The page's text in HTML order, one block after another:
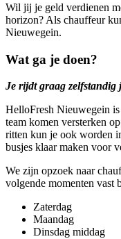
Wil jij je geld verdienen
horizon? Als chauffeur
Nieuwegein.
Wat ga je doen?
Je rijdt graag zelfstandig
HelloFresh Nieuwegein
team komen versterken
ritten kun je ook worden
busjes klaar maken voor
We zijn opzoek naar
volgende momenten vast
Zaterdag
Maandag
Dinsdag middag